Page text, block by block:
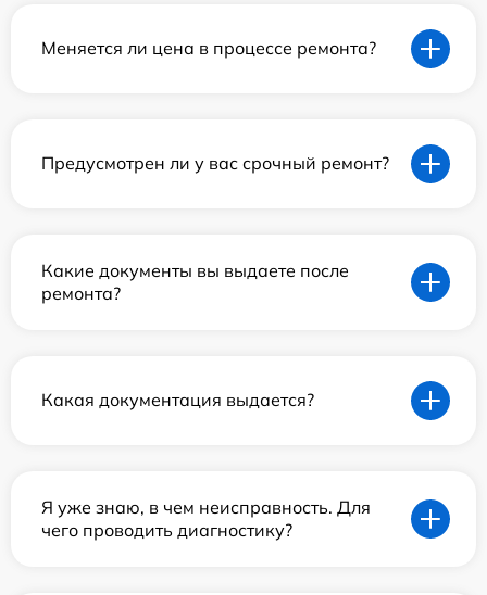
Меняется ли цена в процессе ремонта?
Предусмотрен ли у вас срочный ремонт?
Какие документы вы выдаете после
ремонта?
Какая документация выдается?
Я уже знаю, в чем неисправность. Для
чего проводить диагностику?